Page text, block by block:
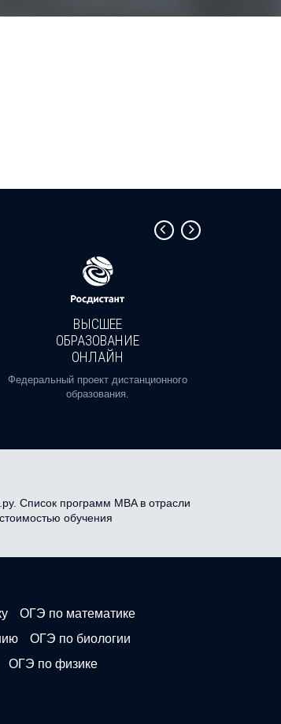
ВЫСШЕЕ
ОБРАЗОВАНИЕ
ОНЛАЙН
Федеральный проект дистанционного
образования.
Список программ MBA в отрасли
обучения
ОГЭ по математике
ОГЭ по биологии
ОГЭ по физике